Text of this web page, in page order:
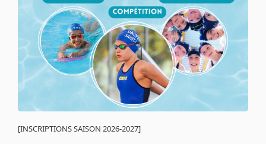
[INSCRIPTIONS SAISON 2026-2027]